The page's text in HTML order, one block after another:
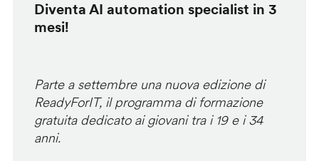
Diventa AI automation specialist in 3
mesi!
Parte a settembre una nuova edizione di
ReadyForIT, il programma di formazione
gratuita dedicato ai giovani tra i 19 e i 34
anni.